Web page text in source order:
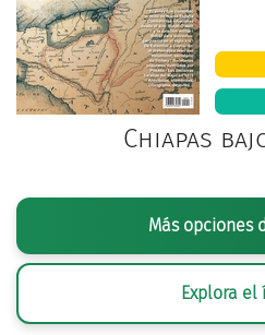
Chiapas
Más opciones
Explora el